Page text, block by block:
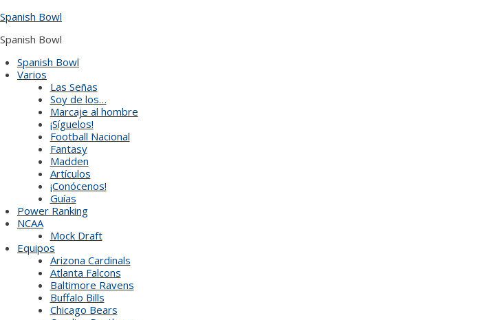
to
Spanish Bowl
Spanish Bowl
Spanish Bowl
Varios
Las Señas
Soy de los…
Marcaje al hombre
¡Síguelos!
Football Nacional
Fantasy
Madden
Artículos
¡Conócenos!
Guías
Power Ranking
NCAA
Mock Draft
Equipos
Arizona Cardinals
Atlanta Falcons
Baltimore Ravens
Buffalo Bills
Chicago Bears